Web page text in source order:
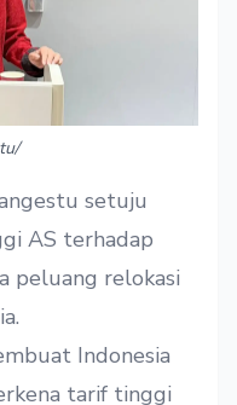
setuju
AS terhadap
peluang relokasi
Indonesia
tarif tinggi